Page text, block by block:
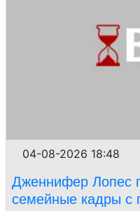
04-08-2026 18:48
Дженнифер Лопес
семейные кадры с